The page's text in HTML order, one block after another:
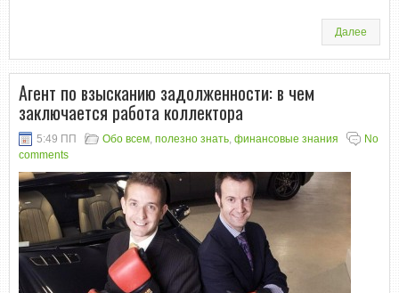
Далее
Агент по взысканию задолженности: в чем
заключается работа коллектора
5:49 ПП Обо всем полезно знать финансовые знания
No
comments